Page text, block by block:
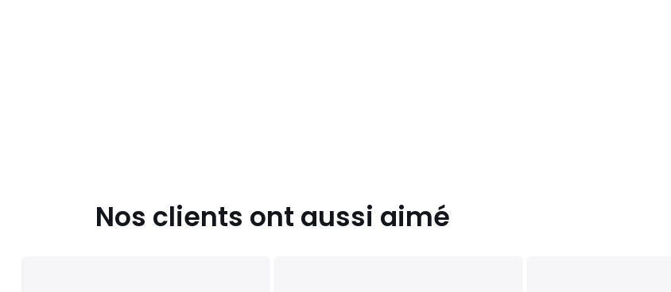
Nos clients ont aussi aimé